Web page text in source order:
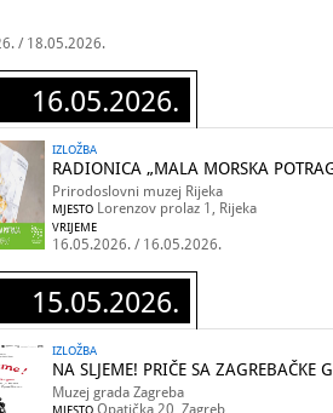
/ 18.05.2026.
16.05.2026.
IZLOŽBA
RADIONICA „MALA MORSKA
Prirodoslovni muzej Rijeka
MJESTO Lorenzov prolaz 1, Rijeka
VRIJEME
16.05.2026. / 16.05.2026.
15.05.2026.
IZLOŽBA
NA SLJEME! PRIČE SA ZAGREBAČKE
Muzej grada Zagreba
MJESTO Opatička 20, Zagreb